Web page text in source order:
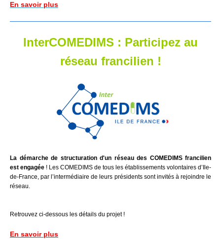
En savoir plus
InterCOMEDIMS : Participez au
réseau francilien !
La démarche de structuration d'un réseau des COMEDIMS francilien
est engagée ! Les COMEDIMS de tous les établissements volontaires d’Ile-
de-France, par l’intermédiaire de leurs présidents sont invités à rejoindre le
réseau.
Retrouvez ci-dessous les détails du projet !
En savoir plus